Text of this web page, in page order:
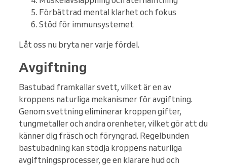
Förbättrad mental klarhet och fokus
Stöd för immunsystemet
Låt oss nu bryta ner varje fördel.
Avgiftning
Bastubad framkallar svett, vilket är en av
kroppens naturliga mekanismer för avgiftning.
Genom svettning eliminerar kroppen gifter,
tungmetaller och andra orenheter, vilket gör att du
känner dig fräsch och föryngrad. Regelbunden
bastubadning kan stödja kroppens naturliga
avgiftningsprocesser, ge en klarare hud och